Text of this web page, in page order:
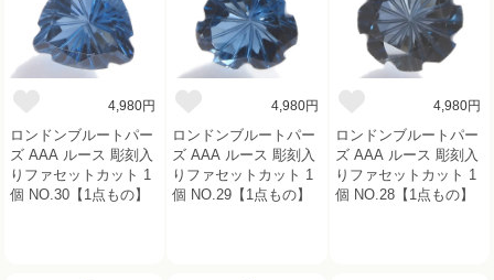
4,980円
ロンドンブルートパー
ズ AAA ルース 彫刻入
りファセットカット 1
個 NO.30【1点もの】
4,980円
ロンドンブルートパー
ズ AAA ルース 彫刻入
りファセットカット 1
個 NO.29【1点もの】
4,980円
ロンドンブルートパー
ズ AAA ルース 彫刻入
りファセットカット 1
個 NO.28【1点もの】